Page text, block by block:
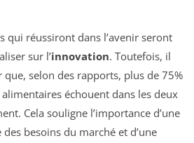
qui réussiront dans l’avenir seront
sur l’innovation. Toutefois, il
selon des rapports, plus de 75%
échouent dans les deux
Cela souligne l’importance d’une
besoins du marché et d’une